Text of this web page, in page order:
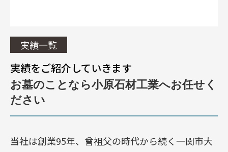
実績一覧
実績をご紹介していきます
お墓のことなら小原石材工業へお任せく
ださい
当社は創業95年、曾祖父の時代から続く一関市大